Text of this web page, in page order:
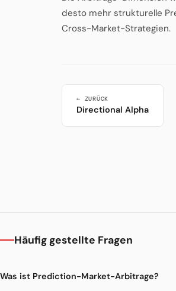
desto mehr strukturelle
Cross-Market-Strategien.
← ZURÜCK
Directional Alpha
Häufig gestellte Fragen
Was ist Prediction-Market-Arbitrage?